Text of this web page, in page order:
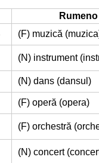
Rumeno
(F) muzică
(N) instrument
(N) dans (dansul)
(F) operă (opera)
(F) orchestră
(N) concert